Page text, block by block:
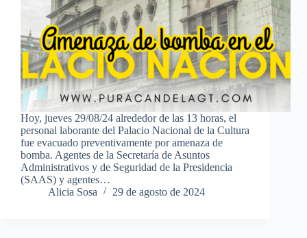
Hoy, jueves 29/08/24 alrededor de las 13 horas, el
personal laborante del Palacio Nacional de la Cultura
fue evacuado preventivamente por amenaza de
bomba. Agentes de la Secretaría de Asuntos
Administrativos y de Seguridad de la Presidencia
(SAAS) y agentes…
Alicia Sosa
29 de agosto de 2024